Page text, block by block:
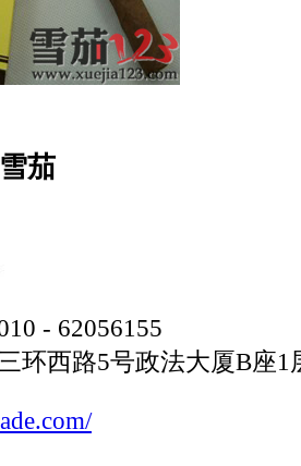
茄
- 62056155
环西路5号政法大厦B座1